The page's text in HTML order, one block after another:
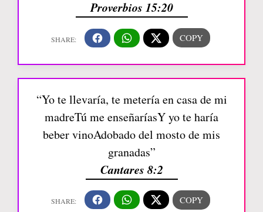
Proverbios 15:20
“Yo te llevaría, te metería en casa de mi
madreTú me enseñaríasY yo te haría
beber vinoAdobado del mosto de mis
granadas”
Cantares 8:2